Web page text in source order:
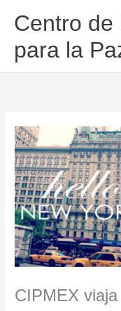
Centro de
para la
CIPMEX